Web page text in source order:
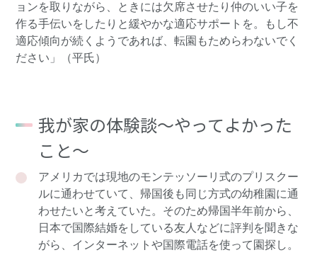
ョンを取りながら、ときには欠席させたり仲のいい子を
作る手伝いをしたりと緩やかな適応サポートを。もし不
適応傾向が続くようであれば、転園もためらわないでく
ださい」（平氏）
我が家の体験談～やってよかった
こと～
アメリカでは現地のモンテッソーリ式のプリスクー
ルに通わせていて、帰国後も同じ方式の幼稚園に通
わせたいと考えていた。そのため帰国半年前から、
日本で国際結婚をしている友人などに評判を聞きな
がら、インターネットや国際電話を使って園探し。